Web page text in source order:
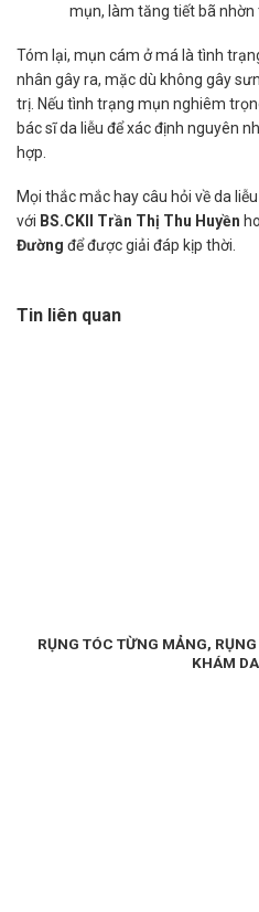
mụn, làm tăng tiết bã nhờn
Tóm lại, mụn cám ở má là tình
nhân gây ra, mặc dù không gây
trị. Nếu tình trạng mụn nghiêm
bác sĩ da liễu để xác định nguyên
hợp.
Mọi thắc mắc hay câu hỏi về da
với BS.CKII Trần Thị Thu Huyền
Đường để được giải đáp kịp thời.
Tin liên quan
RỤNG TÓC TỪNG MẢNG,
KHÁM